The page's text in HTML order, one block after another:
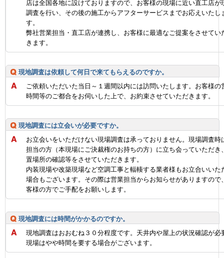
店は全国各地に設けておりますので、お客様の現場に近い直工店が
調査を行い、その後の施工からアフターサービスまでお応えいたし
す。
弊社営業担当・直工店が連携し、お客様に最適なご提案をさせてい
きます。
現地調査は依頼して何日で来てもらえるのですか。
ご依頼いただいた当日～１週間以内には訪問いたします。お客様の
時間等のご都合をお伺いした上で、お約束させていただきます。
現地調査には立会いが必要ですか。
お立会いをいただけない現場調査は承っておりません。現場調査時
担当の方（本現場にご決裁権のお持ちの方）に立ち会っていただき
置場所の確認等をさせていただきます。
内装現場や改築現場など空調工事と輻輳する業者様もお立合いいた
場合もございます。その際は営業担当からお知らせがありますので
客様の方でご手配をお願いします。
現地調査には時間がかかるのですか。
現地調査はおおむね３０分程度です。天井内や屋上の状況確認が必
現場はやや時間を要する場合がございます。